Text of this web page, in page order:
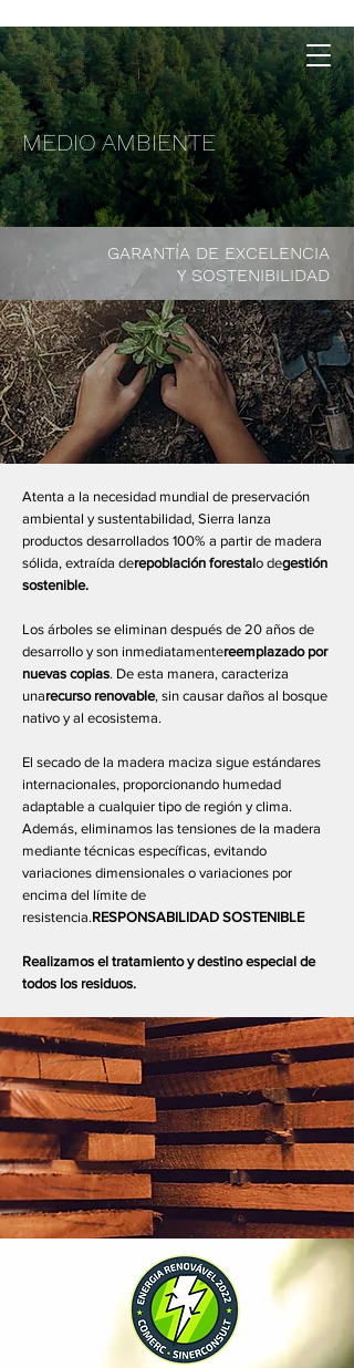
MEDIO AMBIENTE
GARANTÍA DE EXCELENCIA
Y SOSTENIBILIDAD
Atenta a la necesidad mundial de preservación
ambiental y sustentabilidad, Sierra lanza
productos desarrollados 100% a partir de madera
sólida, extraída derepoblación forestalo degestión
sostenible.
Los árboles se eliminan después de 20 años de
desarrollo y son inmediatamentereemplazado por
nuevas copias. De esta manera, caracteriza
unarecurso renovable, sin causar daños al bosque
nativo y al ecosistema.
El secado de la madera maciza sigue estándares
internacionales, proporcionando humedad
adaptable a cualquier tipo de región y clima.
Además, eliminamos las tensiones de la madera
mediante técnicas específicas, evitando
variaciones dimensionales o variaciones por
encima del límite de
resistencia.RESPONSABILIDAD SOSTENIBLE
Realizamos el tratamiento y destino especial de
todos los residuos.